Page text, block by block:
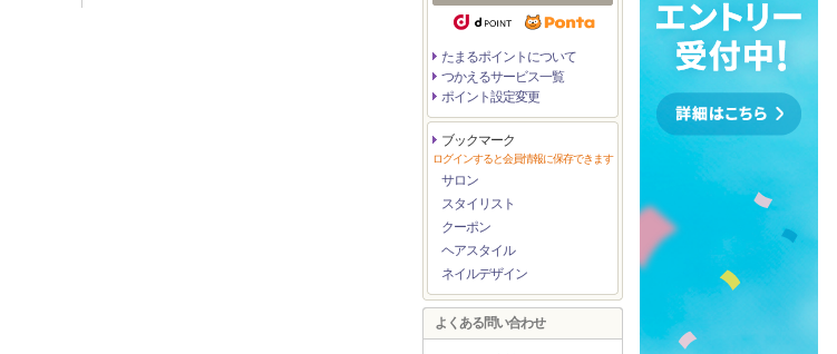
たまるポイントについて
つかえるサービス一覧
ポイント設定変更
ブックマーク
ログインすると会員情報に保存できます
サロン
スタイリスト
クーポン
ヘアスタイル
ネイルデザイン
よくある問い合わせ